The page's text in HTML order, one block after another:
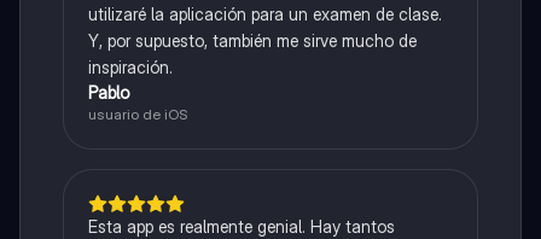
utilizaré la aplicación para un examen de clase.
Y, por supuesto, también me sirve mucho de
inspiración.
Pablo
usuario de iOS
Esta app es realmente genial. Hay tantos